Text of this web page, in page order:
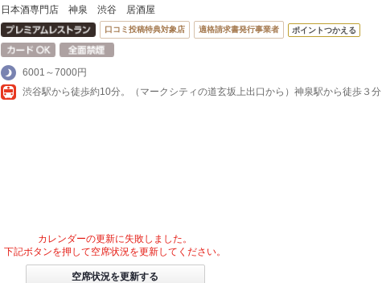
日本酒専門店 神泉 渋谷 居酒屋
口コミ投稿特典対象店 適格請求書発行事業者 ポイントつかえる
6001～7000円
渋谷駅から徒歩約10分。（マークシティの道玄坂上出口から）神泉駅から徒歩３分
カレンダーの更新に失敗しました。
下記ボタンを押して空席状況を更新してください。
空席状況を更新する